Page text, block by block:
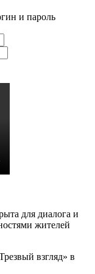
и пароль
для диалога и
жителей
взгляд» в